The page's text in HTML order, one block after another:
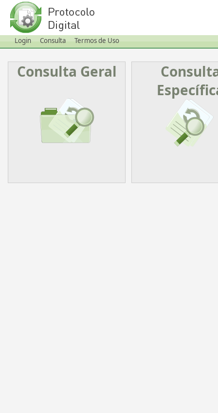
Login Consulta Termos de Uso
Consulta Geral